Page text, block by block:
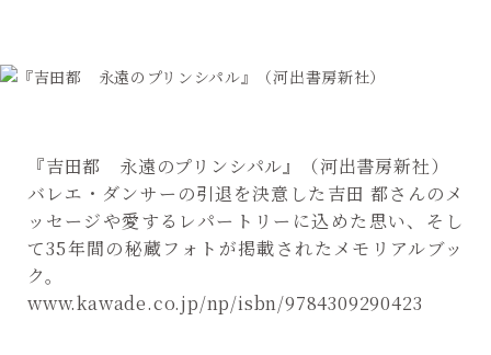
『吉田都 永遠のプリンシパル』（河出書房新社）
バレエ・ダンサーの引退を決意した吉田 都さんのメ
ッセージや愛するレパートリーに込めた思い、そし
て35年間の秘蔵フォトが掲載されたメモリアルブッ
ク。
www.kawade.co.jp/np/isbn/9784309290423